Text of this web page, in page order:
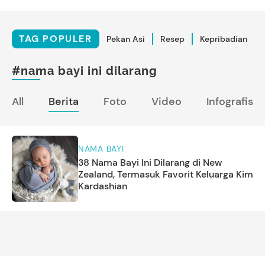
TAG POPULER Pekan Asi Resep Kepribadian
#nama bayi ini dilarang
All Berita Foto Video Infografis
NAMA BAYI
38 Nama Bayi Ini Dilarang di New
Zealand, Termasuk Favorit Keluarga Kim
Kardashian